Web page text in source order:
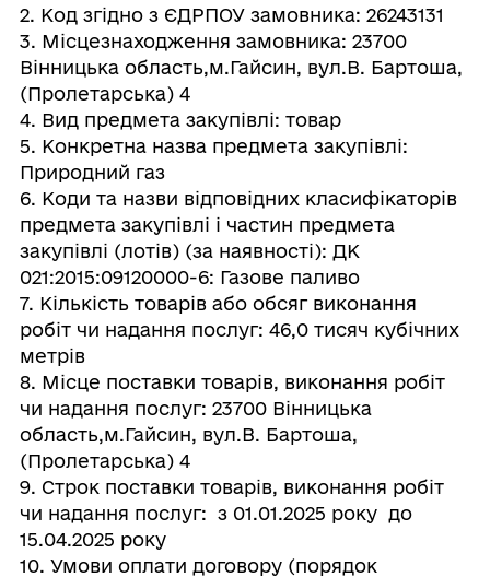
2. Код згідно з ЄДРПОУ замовника: 26243131
3. Місцезнаходження замовника: 23700
Вінницька область,м.Гайсин, вул.В. Бартоша,
(Пролетарська) 4
4. Вид предмета закупівлі: товар
5. Конкретна назва предмета закупівлі:
Природний газ
6. Коди та назви відповідних класифікаторів
предмета закупівлі і частин предмета
закупівлі (лотів) (за наявності): ДК
021:2015:09120000-6: Газове паливо
7. Кількість товарів або обсяг виконання
робіт чи надання послуг: 46,0 тисяч кубічних
метрів
8. Місце поставки товарів, виконання робіт
чи надання послуг: 23700 Вінницька
область,м.Гайсин, вул.В. Бартоша,
(Пролетарська) 4
9. Строк поставки товарів, виконання робіт
чи надання послуг: з 01.01.2025 року до
15.04.2025 року
10. Умови оплати договору (порядок